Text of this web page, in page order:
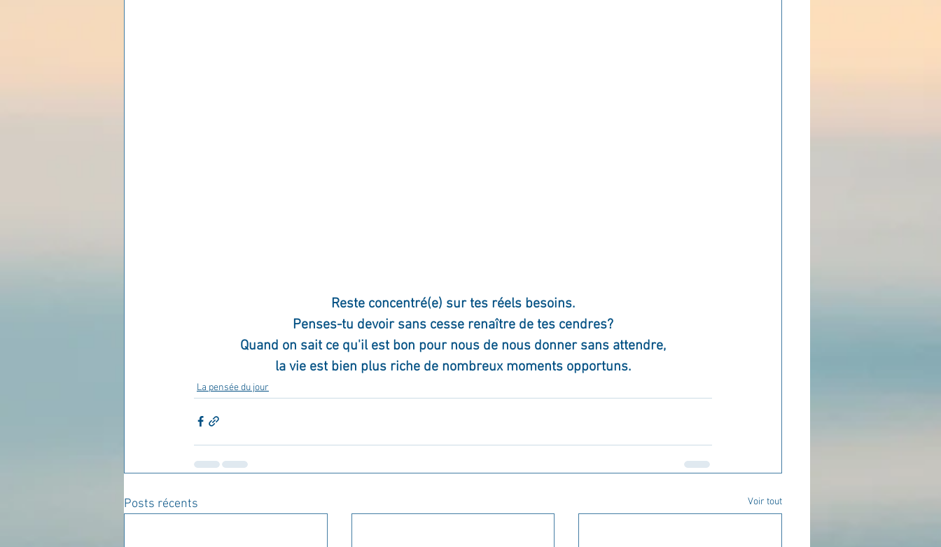
Reste concentré(e) sur tes réels besoins.
Penses-tu devoir sans cesse renaître de tes cendres?
Quand on sait ce qu'il est bon pour nous de nous donner sans attendre,
la vie est bien plus riche de nombreux moments opportuns.
La pensée du jour
Posts récents Voir tout